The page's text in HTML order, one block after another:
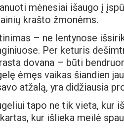
mėnesiai išaugo į
krašto žmonėms.
– ne lentynose
Per keturis
dovana – būti
ėmęs vaikas šiandien
atžalą, yra didžiausia
tapo ne tik vieta, kur
kur išlieka meilė